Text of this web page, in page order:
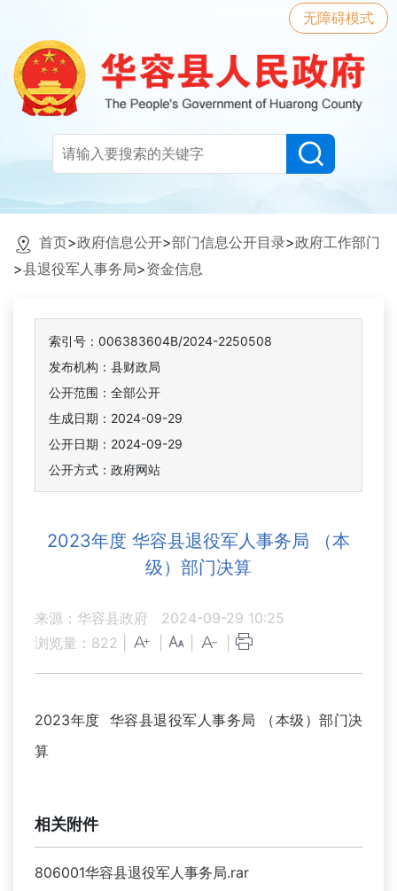
无障碍模式
首页>政府信息公开>部门信息公开目录>政府工作部门
>县退役军人事务局>资金信息
索引号：006383604B/2024-2250508
发布机构：县财政局
公开范围：全部公开
生成日期：2024-09-29
公开日期：2024-09-29
公开方式：政府网站
2023年度 华容县退役军人事务局 （本
级）部门决算
来源：华容县政府
2024-09-29 10:25
浏览量： 822
2023年度 华容县退役军人事务局 （本级）部门决
算
相关附件
806001华容县退役军人事务局.rar